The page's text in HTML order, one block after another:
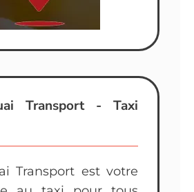
Transport - Taxi
Transport est votre